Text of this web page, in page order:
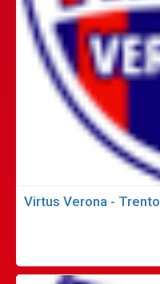
Virtus Verona - Trento